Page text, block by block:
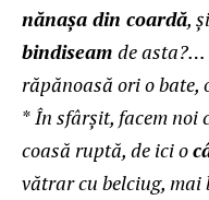
nănaşa din coardă,
bindiseam de asta?…
răpănoasă ori o bate,
* În sfârşit, facem noi
coasă ruptă, de ici o
vătrar cu belciug, mai